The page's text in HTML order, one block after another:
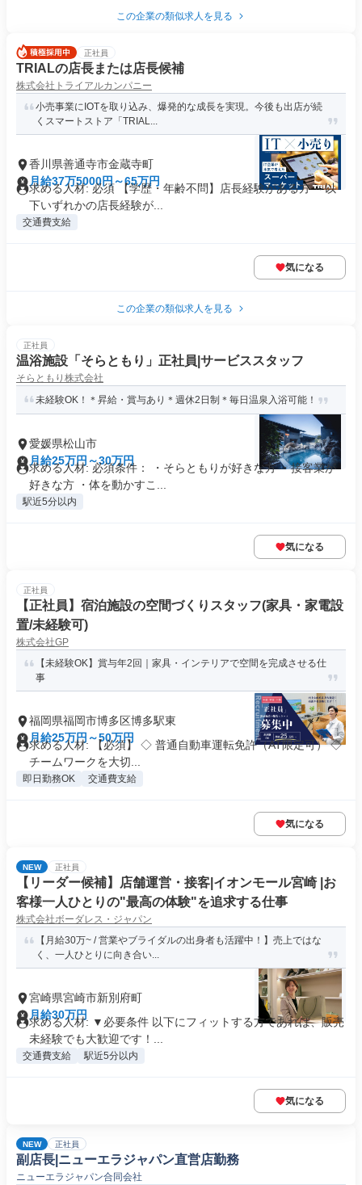
この企業の類似求人を見る
正社員
TRIALの店長または店長候補
株式会社トライアルカンパニー
小売事業にIOTを取り込み、爆発的な成長を実現。今後も出店が続
くスマートストア「TRIAL...
香川県善通寺市金蔵寺町
月給37万5000円～65万円
求める人材: 必須 【学歴・年齢不問】店長経験がある方 ～以
下いずれかの店長経験が...
交通費支給
気になる
この企業の類似求人を見る
正社員
温浴施設「そらともり」正社員|サービススタッフ
そらともり株式会社
未経験OK！＊昇給・賞与あり＊週休2日制＊毎日温泉入浴可能！
愛媛県松山市
月給25万円～30万円
求める人材: 必須条件： ・そらともりが好きな方 ・接客業が
好きな方 ・体を動かすこ...
駅近5分以内
気になる
正社員
【正社員】宿泊施設の空間づくりスタッフ(家具・家電設
置/未経験可)
株式会社GP
【未経験OK】賞与年2回｜家具・インテリアで空間を完成させる仕
事
福岡県福岡市博多区博多駅東
月給25万円～50万円
求める人材: 【必須】 ◇ 普通自動車運転免許（AT限定可） ◇
チームワークを大切...
即日勤務OK 交通費支給
気になる
NEW 正社員
【リーダー候補】店舗運営・接客|イオンモール宮崎 |お
客様一人ひとりの"最高の体験"を追求する仕事
株式会社ボーダレス・ジャパン
【月給30万~ / 営業やブライダルの出身者も活躍中！】売上ではな
く、一人ひとりに向き合い...
宮崎県宮崎市新別府町
月給30万円
求める人材: ▼必要条件 以下にフィットする方であれば、販売
未経験でも大歓迎です！...
交通費支給 駅近5分以内
気になる
NEW 正社員
副店長|ニューエラジャパン直営店勤務
ニューエラジャパン合同会社